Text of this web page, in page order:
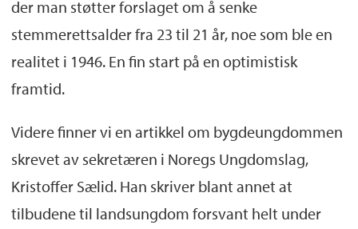
der man støtter forslaget om å senke
stemmerettsalder fra 23 til 21 år, noe som ble en
realitet i 1946. En fin start på en optimistisk
framtid.
Videre finner vi en artikkel om bygdeungdommen
skrevet av sekretæren i Noregs Ungdomslag,
Kristoffer Sælid. Han skriver blant annet at
tilbudene til landsungdom forsvant helt under